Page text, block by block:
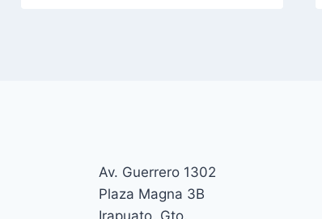
Av. Guerrero 1302
Plaza Magna 3B